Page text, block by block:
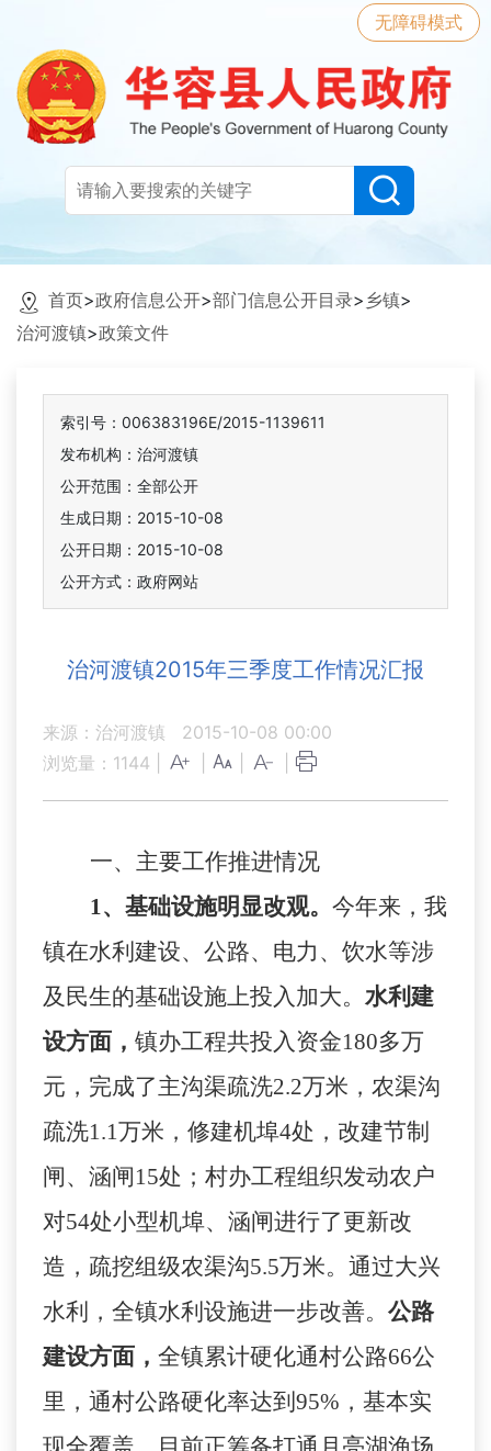
无障碍模式
首页>政府信息公开>部门信息公开目录> 乡镇>
治河渡镇>政策文件
索引号：006383196E/2015-1139611
发布机构：治河渡镇
公开范围：全部公开
生成日期：2015-10-08
公开日期：2015-10-08
公开方式：政府网站
治河渡镇2015年三季度工作情况汇报
来源：治河渡镇
2015-10-08 00:00
浏览量： 1144
一、主要工作推进情况
1、基础设施明显改观。 今年来，我
镇在水利建设、公路、电力、饮水等涉
及民生的基础设施上投入加大。 水利建
设方面， 镇办工程共投入资金180多万
元，完成了主沟渠疏洗2.2万米，农渠沟
疏洗1.1万米，修建机埠4处，改建节制
闸、涵闸15处；村办工程组织发动农户
对54处小型机埠、涵闸进行了更新改
造，疏挖组级农渠沟5.5万米。通过大兴
水利，全镇水利设施进一步改善。 公路
建设方面， 全镇累计硬化通村公路66公
里，通村公路硬化率达到 95% ，基本实